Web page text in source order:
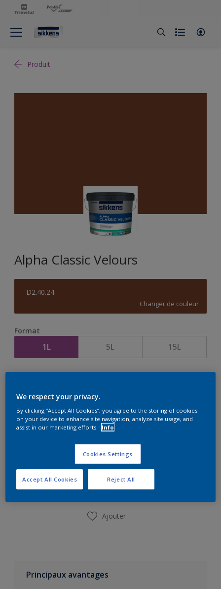
Produit
Alpha Classic Velours
D2.40.24
Changer de couleur
Format
1L 5L 15L
Quantité Calculateur de peinture
Ajouter à la liste d’achats
Trouver un magasin
Ajouter
Principaux avantages
We respect your privacy.
By clicking “Accept All Cookies”, you agree to the storing of cookies
on your device to enhance site navigation, analyze site usage, and
assist in our marketing efforts.
Info
Cookies Settings
Reject All
Accept All Cookies